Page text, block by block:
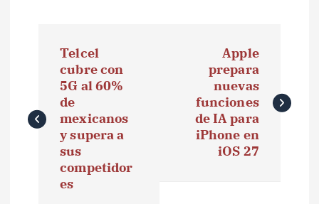
e
Telcel
cubre con
5G al 60%
de
mexicanos
y supera a
sus
competidor
es
Apple
prepara
nuevas
funciones
de IA para
iPhone en
iOS 27